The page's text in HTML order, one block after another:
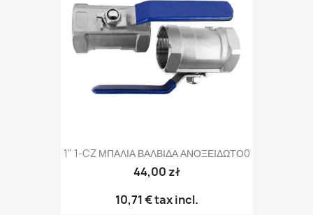
1" 1-CZ ΜΠΑΛΙΑ ΒΑΛΒΙΔΑ ΑΝΟΞΕΙΔΩΤΟ0
44,00 zł
10,71 €tax incl.